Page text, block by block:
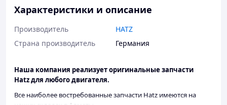
Характеристики и описание
Производитель
HATZ
Страна производитель
Германия
Наша компания реализует оригинальные запчасти
Hatz для любого двигателя.
Все наиболее востребованные запчасти Hatz имеются на